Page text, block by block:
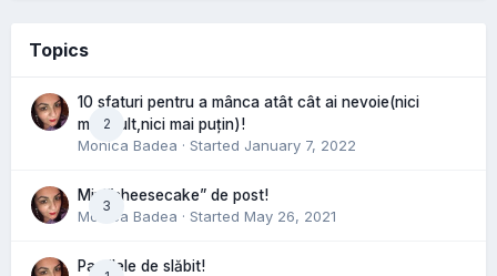
Topics
2
10 sfaturi pentru a mânca atât cât ai nevoie(nici
mai mult,nici mai puțin)!
Monica Badea · Started January 7, 2022
3
Mini”cheesecake” de post!
Monica Badea · Started May 26, 2021
Pastilele de slăbit!